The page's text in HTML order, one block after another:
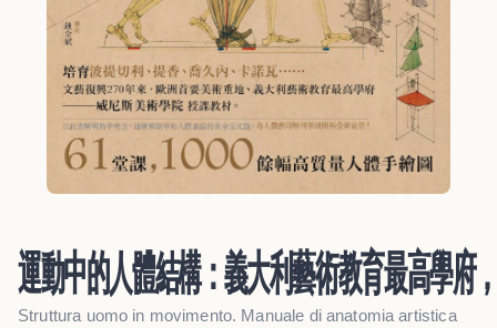
運動中的人體結構：義大利藝術教育最高學府
Struttura uomo in movimento. Manuale di anatomia artistica